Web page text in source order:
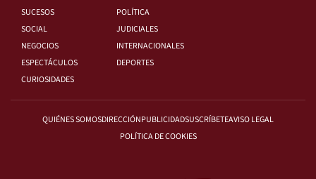
SUCESOS
POLÍTICA
SOCIAL
JUDICIALES
NEGOCIOS
INTERNACIONALES
ESPECTÁCULOS
DEPORTES
CURIOSIDADES
QUIÉNES SOMOSDIRECCIÓNPUBLICIDADSUSCRÍBETEAVISO LEGAL
POLÍTICA DE COOKIES